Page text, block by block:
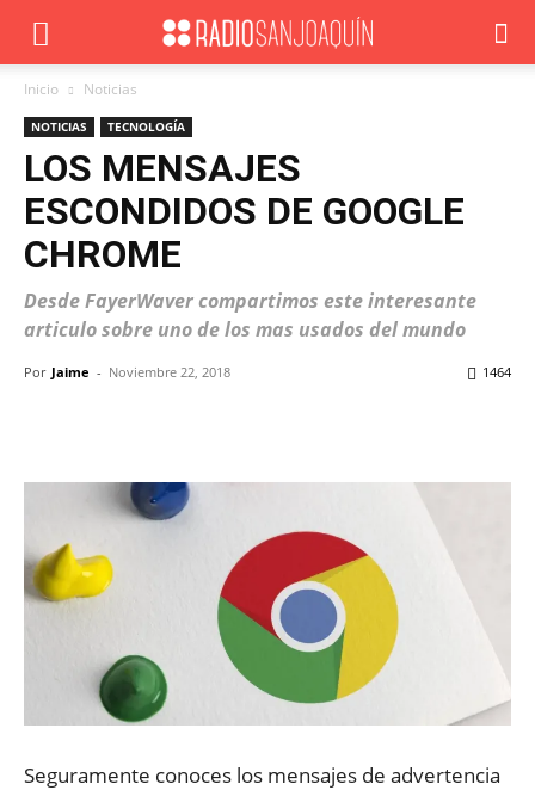
Inicio Noticias
NOTICIAS TECNOLOGÍA
LOS MENSAJES
ESCONDIDOS DE GOOGLE
CHROME
Desde FayerWaver compartimos este interesante
articulo sobre uno de los mas usados del mundo
Por Jaime - Noviembre 22, 2018 1464
Seguramente conoces los mensajes de advertencia